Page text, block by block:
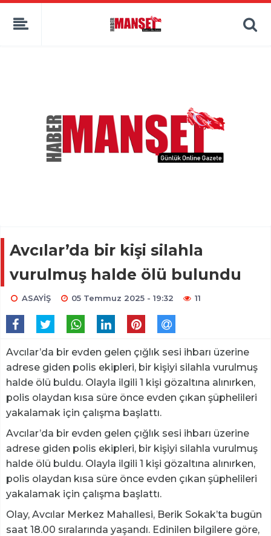
Avcılar’da bir kişi silahla
vurulmuş halde ölü bulundu
ASAYİŞ 05 Temmuz 2025 - 19:32 11
Avcılar’da bir evden gelen çığlık sesi ihbarı üzerine
adrese giden polis ekipleri, bir kişiyi silahla vurulmuş
halde ölü buldu. Olayla ilgili 1 kişi gözaltına alınırken,
polis olaydan kısa süre önce evden çıkan şüphelileri
yakalamak için çalışma başlattı.
Avcılar’da bir evden gelen çığlık sesi ihbarı üzerine
adrese giden polis ekipleri, bir kişiyi silahla vurulmuş
halde ölü buldu. Olayla ilgili 1 kişi gözaltına alınırken,
polis olaydan kısa süre önce evden çıkan şüphelileri
yakalamak için çalışma başlattı.
Olay, Avcılar Merkez Mahallesi, Berik Sokak’ta bugün
saat 18.00 sıralarında yaşandı. Edinilen bilgilere göre,